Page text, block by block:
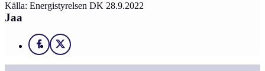
Källa: Energistyrelsen DK 28.9.2022
Jaa
Facebook
X